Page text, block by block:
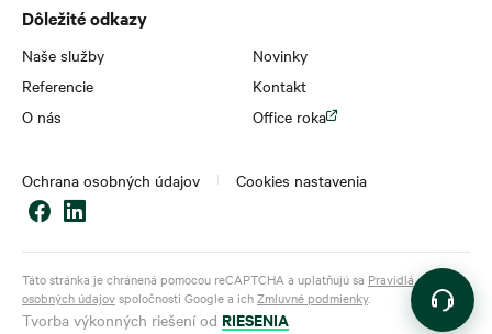
Dôležité odkazy
Naše služby
Referencie
O nás
Novinky
Kontakt
Office roka
Ochrana osobných údajov Cookies nastavenia
Táto stránka je chránená pomocou reCAPTCHA a uplatňujú sa Pravidlá ochrany
osobných údajovspoločnosti Google a ichZmluvné podmienky.
Tvorba výkonných riešení od RIESENIA